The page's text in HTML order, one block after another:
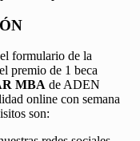
formulario de la
premio de 1 beca
MBA de ADEN
online con semana
son: